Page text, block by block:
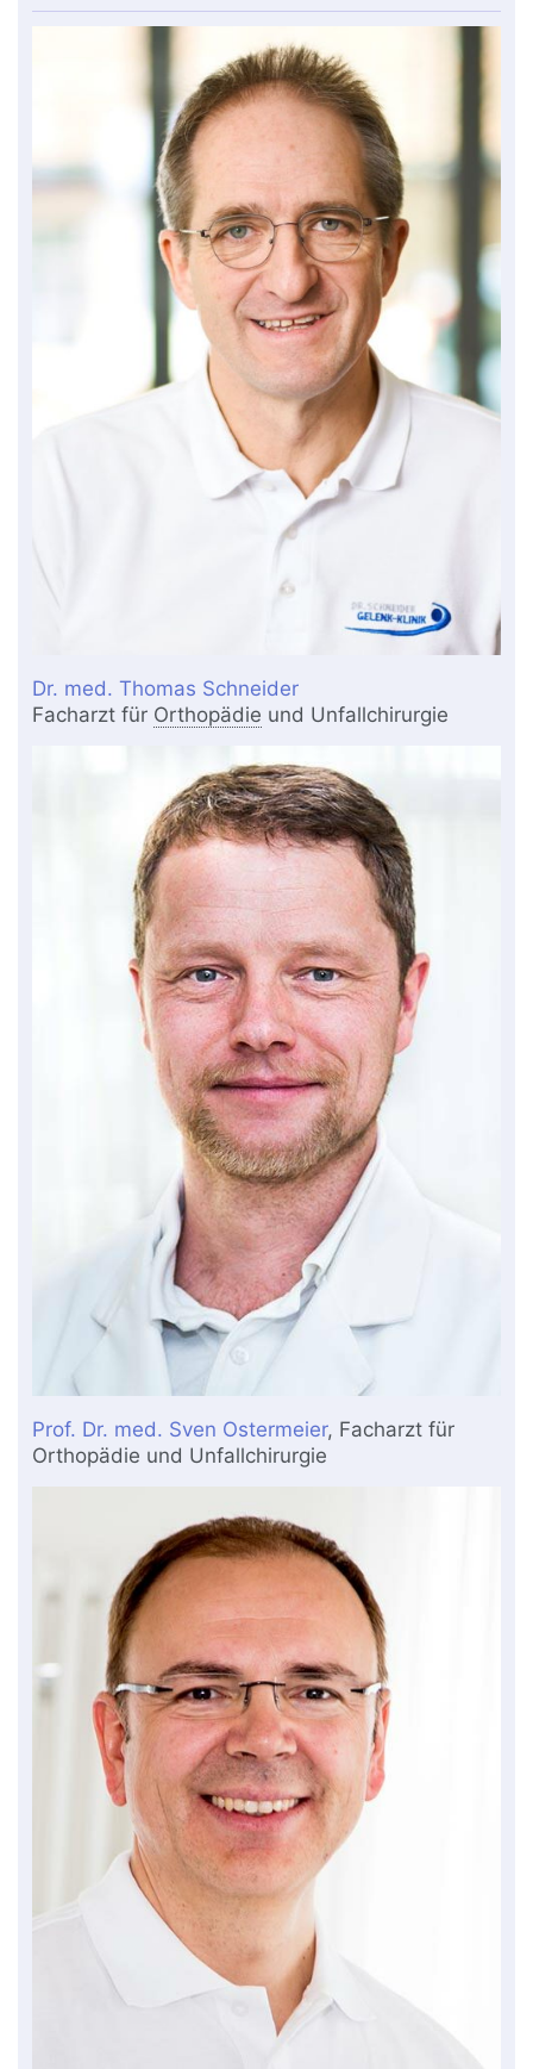
Dr. med. Thomas Schneider
Facharzt für Orthopädie und Unfallchirurgie
Prof. Dr. med. Sven Ostermeier, Facharzt für
Orthopädie und Unfallchirurgie